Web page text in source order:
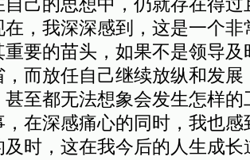
自己的思想中，仍就存在得
在，我深深感到，这是一个
重要的苗头，如果不是领导
，而放任自己继续放纵和发
甚至都无法想象会发生怎样
，在深感痛心的同时，我也
及时，这在我今后的人生成